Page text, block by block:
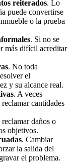
reiterados. Lo
puede convertirse
o la prueba
. Si no se
más difícil acreditar
. No toda
el
y su alcance real.
. A veces
cantidades
reclamar daños o
objetivos.
. Cambiar
la salida del
el problema.